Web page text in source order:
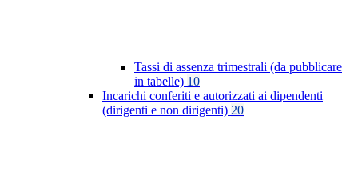
Tassi di assenza trimestrali (da pubblicare
in tabelle) 10
Incarichi conferiti e autorizzati ai dipendenti
(dirigenti e non dirigenti) 20